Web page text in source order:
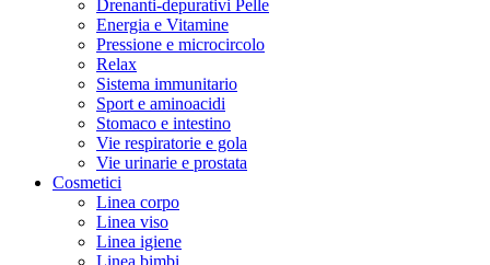
Drenanti-depurativi Pelle
Energia e Vitamine
Pressione e microcircolo
Relax
Sistema immunitario
Sport e aminoacidi
Stomaco e intestino
Vie respiratorie e gola
Vie urinarie e prostata
Cosmetici
Linea corpo
Linea viso
Linea igiene
Linea bimbi